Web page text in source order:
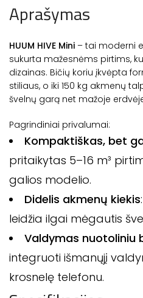
Aprašymas
HUUM HIVE Mini– tai moderni
sukurta mažesnėms pirtims,
dizainas. Bičių koriu įkvėpta
stiliaus, o iki 150 kg akmenų
švelnų garą net mažoje
Pagrindiniai privalumai:
Kompaktiškas, bet
pritaikytas 5–16 m³
galios modelio.
Didelis akmenų kiekis
leidžia ilgai mėgautis
Valdymas nuotoliniu
integruoti išmanųjį
krosnelę telefonu.